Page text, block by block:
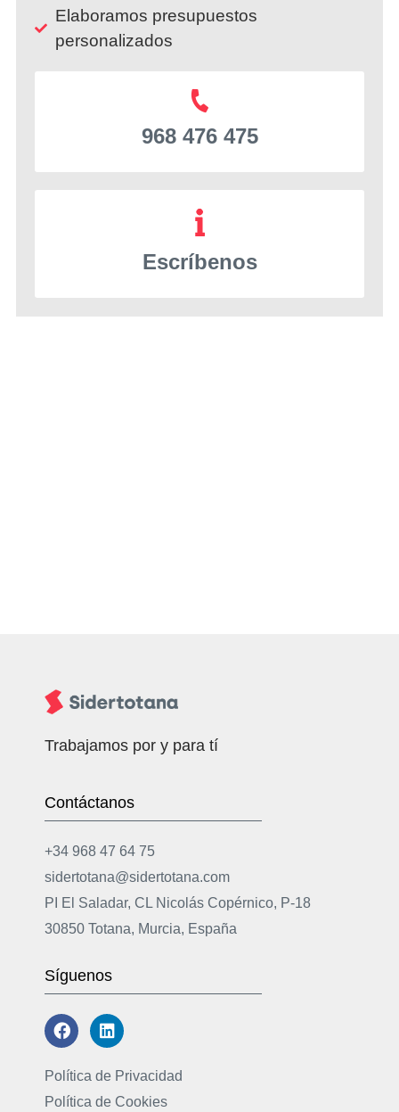
Elaboramos presupuestos
personalizados
968 476 475
Escríbenos
Trabajamos por y para tí
Contáctanos
+34 968 47 64 75
sidertotana@sidertotana.com
PI El Saladar, CL Nicolás Copérnico, P-18
30850 Totana, Murcia, España
Síguenos
Política de Privacidad
Política de Cookies